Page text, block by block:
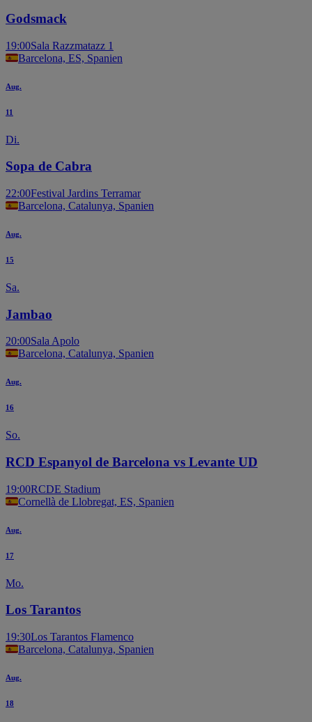
Godsmack
19:00Sala Razzmatazz 1
Barcelona, ES, Spanien
Aug.
11
Di.
Sopa de Cabra
22:00Festival Jardins Terramar
Barcelona, Catalunya, Spanien
Aug.
15
Sa.
Jambao
20:00Sala Apolo
Barcelona, Catalunya, Spanien
Aug.
16
So.
RCD Espanyol de Barcelona vs Levante UD
19:00RCDE Stadium
Cornellà de Llobregat, ES, Spanien
Aug.
17
Mo.
Los Tarantos
19:30Los Tarantos Flamenco
Barcelona, Catalunya, Spanien
Aug.
18